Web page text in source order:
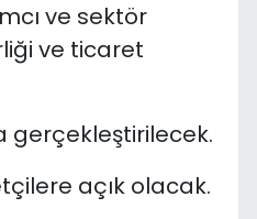
ve sektör
ve ticaret
gerçekleştirilecek.
açık olacak.